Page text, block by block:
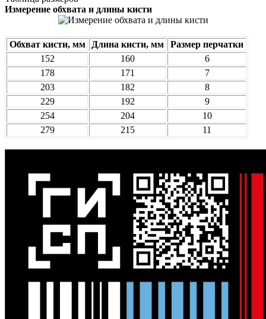
Измерение обхвата и длины кисти
Обхват кисти, мм Длина кисти, мм
Размер перчатки
152
160
6
178
171
7
203
182
8
229
192
9
254
204
10
279
215 11